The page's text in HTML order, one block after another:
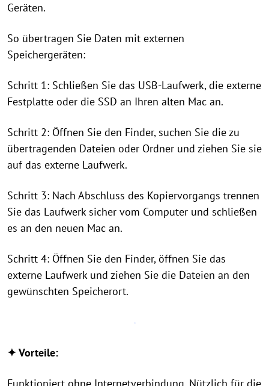
Geräten.
So übertragen Sie Daten mit externen
Speichergeräten:
Schritt 1: Schließen Sie das USB-Laufwerk, die externe
Festplatte oder die SSD an Ihren alten Mac an.
Schritt 2: Öffnen Sie den Finder, suchen Sie die zu
übertragenden Dateien oder Ordner und ziehen Sie sie
auf das externe Laufwerk.
Schritt 3: Nach Abschluss des Kopiervorgangs trennen
Sie das Laufwerk sicher vom Computer und schließen
es an den neuen Mac an.
Schritt 4: Öffnen Sie den Finder, öffnen Sie das
externe Laufwerk und ziehen Sie die Dateien an den
gewünschten Speicherort.
✦ Vorteile: